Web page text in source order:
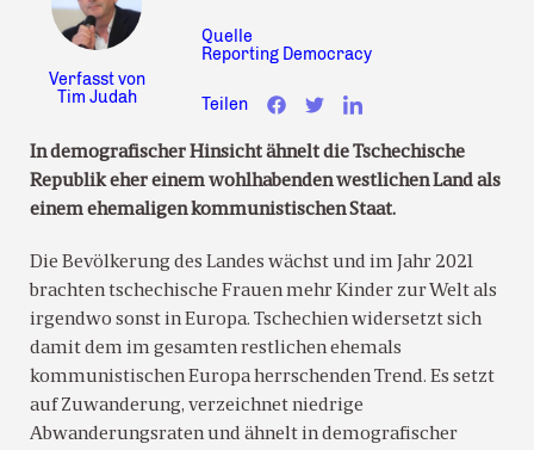
Verfasst von
Tim Judah
Quelle
Reporting Democracy
Teilen
In demografischer Hinsicht ähnelt die Tschechische
Republik eher einem wohlhabenden westlichen Land als
einem ehemaligen kommunistischen Staat.
Die Bevölkerung des Landes wächst und im Jahr 2021
brachten tschechische Frauen mehr Kinder zur Welt als
irgendwo sonst in Europa. Tschechien widersetzt sich
damit dem im gesamten restlichen ehemals
kommunistischen Europa herrschenden Trend. Es setzt
auf Zuwanderung, verzeichnet niedrige
Abwanderungsraten und ähnelt in demografischer